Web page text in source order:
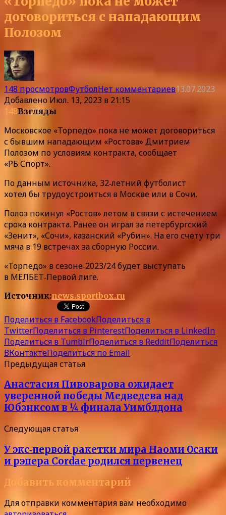
договориться с нападающим
Полозом
148 просмотровФутболНет комментариев13.07.2023
Добавлено Июл. 13, 2023 в 21:15
148Взгляды
Московское «Торпедо» пока не может договориться
с бывшим нападающим «Ростова» Дмитрием
Полозом по условиям контракта, сообщает
«РБ Спорт».
По данным источника, 32‑летний футболист
хотел бы трудоустроиться в Москве или в Сочи.
Полоз покинул «Ростов» летом в связи с истечением
срока контракта. Ранее он играл за петербургский
«Зенит», «Сочи», казанский «Рубин». На его счету три
мяча в 19 встречах за сборную России.
«Торпедо» в сезоне‑2023/24 будет выступать
в МЕЛБЕТ‑Первой лиге.
Источник:news.sportbox.ru
Поделиться в FacebookПоделиться в
TwitterПоделиться в PinterestПоделиться в LinkedIn
Поделиться в TumblrПоделиться в RedditПоделиться
ВКонтактеПоделиться по Email
Предыдущая статья
Анастасия Пивоварова ожидает
уверенной победы Медведева над
Юбэнксом в ¼ финала Уимблдона
Следующая статья
У экс‑первой ракетки мира Наоми Осаки
и рэпера Cordae родился первенец
Добавить комментарий
Для отправки комментария вам необходимо